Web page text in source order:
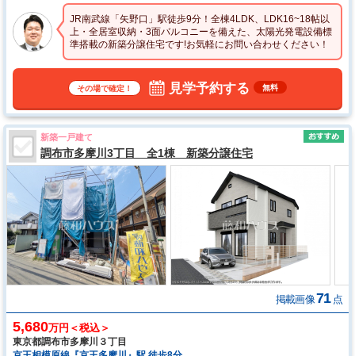
JR南武線「矢野口」駅徒歩9分！全棟4LDK、LDK16~18帖以
上・全居室収納・3面バルコニーを備えた、太陽光発電設備標
準搭載の新築分譲住宅です!お気軽にお問い合わせください！
その場で確定！ 見学予約する 無料
新築一戸建て
調布市多摩川3丁目 全1棟 新築分譲住宅
掲載画像71 点
5,680万円＜税込＞
東京都調布市多摩川３丁目